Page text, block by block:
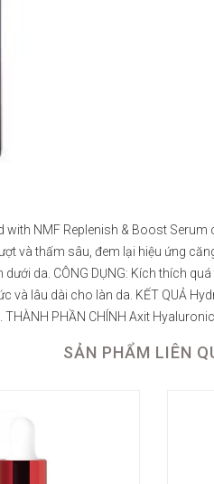
NMF Replenish & Boost
và thấm sâu, đem lại hiệu ứng
da. CÔNG DỤNG: Kích thích
và lâu dài cho làn da. KẾT QUẢ
PHẦN CHÍNH Axit
SẢN PHẨM LIÊN